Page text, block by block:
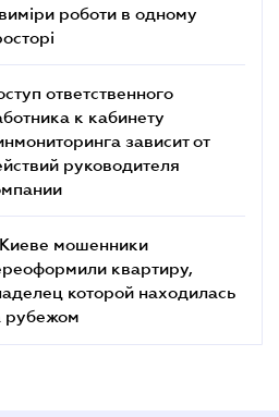
роботи в одному
ответственного
к кабинету
зависит от
руководителя
мошенники
квартиру,
которой находилась
рубежом